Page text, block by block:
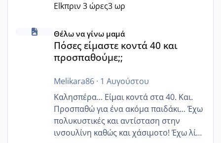
Elkπριν 3 ώρες3 ωρ
Πόσες είμαστε κοντά 40 και προσπαθούμε;;
Θέλω να γίνω μαμά
Πόσες είμαστε κοντά 40 και
προσπαθούμε;;
Melikara86· 1 Αυγούστου
Καλησπέρα... Είμαι κοντά στα 40. Και.
Προσπαθώ για ένα ακόμα παιδάκι... Έχω
πολυκυστικές και αντίσταση στην
ινσουλίνη καθώς και χάσιμοτο! Έχω λίγα